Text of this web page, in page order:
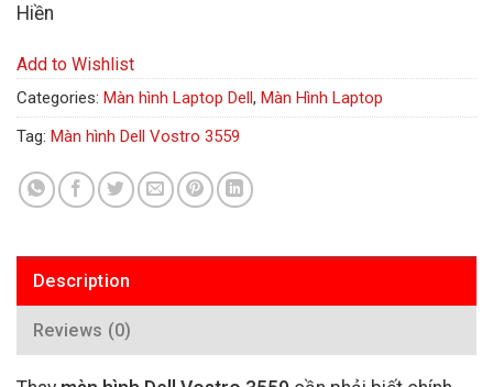
Hiền
Add to Wishlist
Categories: Màn hình Laptop Dell , Màn Hình Laptop
Tag: Màn hình Dell Vostro 3559
Description
Reviews (0)